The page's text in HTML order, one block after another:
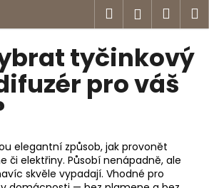
Hledat
tyčinkový
pro váš
elegantní způsob, jak provonět
či elektřiny. Působí nenápadně, ale
skvěle vypadají. Vhodné pro